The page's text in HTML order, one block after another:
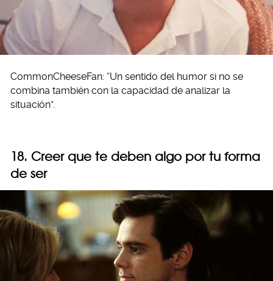
CommonCheeseFan: “Un sentido del humor si no se
combina también con la capacidad de analizar la
situación”.
18. Creer que te deben algo por tu forma
de ser